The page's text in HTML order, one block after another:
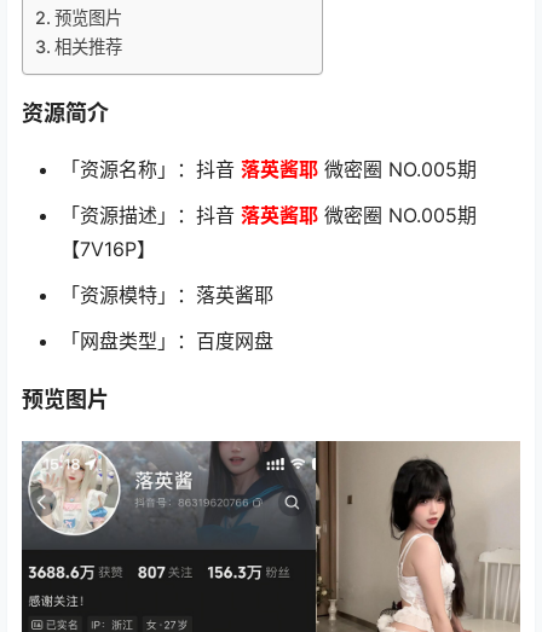
预览图片
相关推荐
资源简介
「资源名称」：抖音 落英酱耶 微密圈 NO.005期
「资源描述」：抖音 落英酱耶 微密圈 NO.005期
【7V16P】
「资源模特」：落英酱耶
「网盘类型」：百度网盘
预览图片